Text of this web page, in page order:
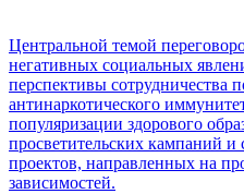
Центральной темой
негативных социальных
перспективы сотрудничества
антинаркотического
популяризации здорового
просветительских кампаний
проектов, направленных на
зависимостей.